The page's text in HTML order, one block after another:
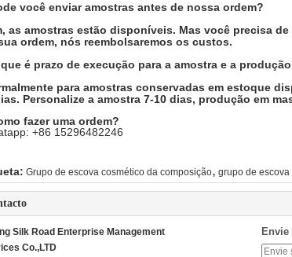
você enviar amostras antes de nossa ordem?
as amostras estão disponíveis. Mas você precisa
ordem, nós reembolsaremos os custos.
é prazo de execução para a amostra e a
para amostras conservadas em estoque
Personalize a amostra 7-10 dias, produção em
fazer uma ordem?
+86 15296482246
Grupo de escova cosmético da composição, grupo de
Silk Road Enterprise Management
Co.,LTD